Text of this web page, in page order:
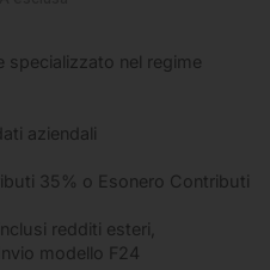
specializzato nel regime
aziendali
35% o Esonero Contributi
redditi esteri,
modello F24